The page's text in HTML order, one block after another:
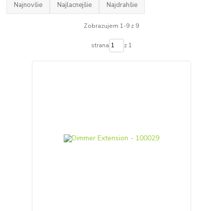
Najnovšie Najlacnejšie Najdrahšie
Zobrazujem 1-9 z 9
strana z 1